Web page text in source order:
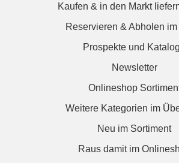
Kaufen & in den Markt
Reservieren & Abholen
Prospekte und
Newsletter
Onlineshop
Weitere Kategorien im
Neu im Sortiment
Raus damit im